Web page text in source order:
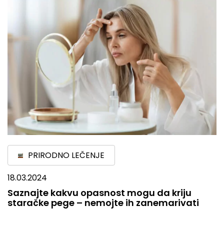
PRIRODNO LEČENJE
18.03.2024
Saznajte kakvu opasnost mogu da kriju
staračke pege – nemojte ih zanemarivati